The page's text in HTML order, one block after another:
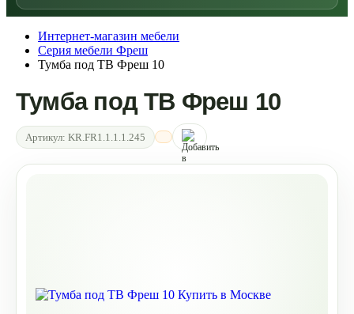
Интернет-магазин мебели
Серия мебели Фреш
Тумба под ТВ Фреш 10
Тумба под ТВ Фреш 10
Артикул: KR.FR1.1.1.1.245